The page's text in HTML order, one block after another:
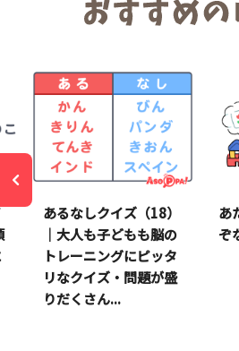
あるなしクイズ（18）
｜大人も子どもも脳の
トレーニングにピッタ
リなクイズ・問題が盛
りだくさん...
あ
ぞ